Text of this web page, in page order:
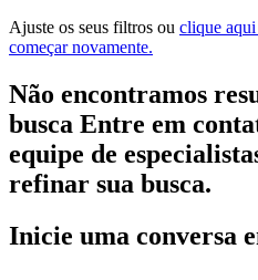
Ajuste os seus filtros ou clique
começar novamente.
Não encontramos
busca Entre em
equipe de
refinar sua busca.
Inicie uma conversa